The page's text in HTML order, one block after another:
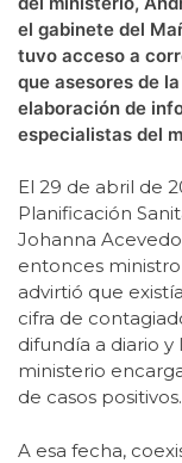
el gabinete del
tuvo acceso a
que asesores de
elaboración de
especialistas del
El 29 de abril de
Planificación
Johanna
entonces
advirtió que
cifra de
difundía a diario
ministerio
de casos positivos.
A esa fecha,